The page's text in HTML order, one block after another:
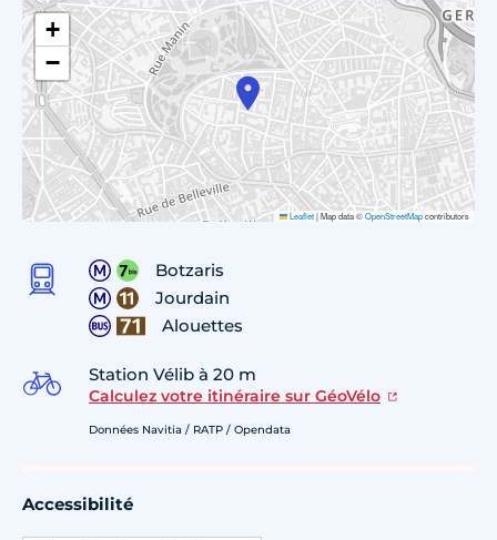
+
−
Leaflet|Map data ©OpenStreetMapcontributors
Botzaris
Jourdain
Alouettes
Station Vélib à 20 m
Calculez votre itinéraire sur GéoVélo
Données Navitia / RATP / Opendata
Accessibilité